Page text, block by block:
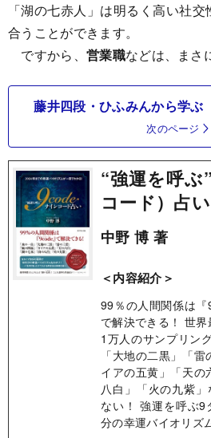
「湖の七赤人」は明るく高い社
合うことができます。
ですから、 営業職などは、まさ
藤井四段・ひふみんから学ぶ
次のページ
“強運を呼ぶ
コード）占い
中野 博 著
＜内容紹介＞
99％の人間関係は『
で解決できる！ 世
1万人のサンプリン
「大地の二黒」「
イアの五黄」「天の
八白」「火の九紫
ない！ 強運を呼ぶ
分の幸運バイオリズ